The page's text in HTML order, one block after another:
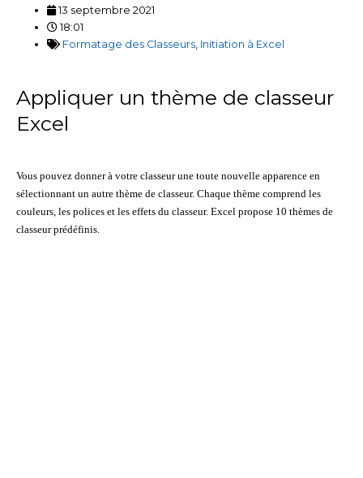
13 septembre 2021
18:01
Formatage des Classeurs, Initiation à Excel
Appliquer un thème de classeur
Excel
Vous pouvez donner à votre classeur une toute nouvelle apparence en
sélectionnant un autre thème de classeur. Chaque thème comprend les
couleurs, les polices et les effets du classeur. Excel propose 10 thèmes de
classeur prédéfinis.